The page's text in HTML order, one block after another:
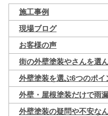
施工事例
現場ブログ
お客様の声
街の外壁塗装やさんを選
外壁塗装を選ぶ6つのポイ
外壁・屋根塗装だけで雨
外壁塗装の疑問や不安な